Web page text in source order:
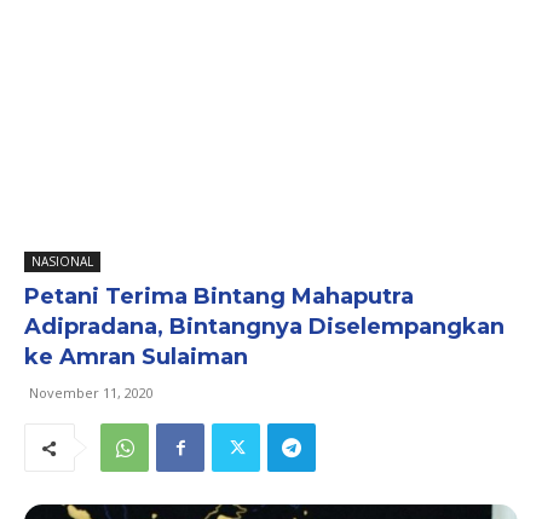
NASIONAL
Petani Terima Bintang Mahaputra
Adipradana, Bintangnya Diselempangkan
ke Amran Sulaiman
November 11, 2020